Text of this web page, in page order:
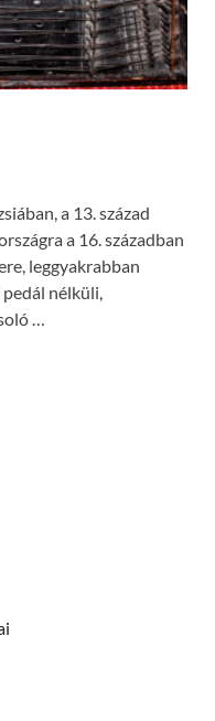
a 13. század
a 16. században
leggyakrabban
nélküli,
…